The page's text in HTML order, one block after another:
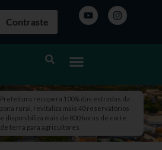
Contraste
Prefeitura recupera 100% das estradas da
zona rural, revitaliza mais 40 reservatórios
e disponibiliza mais de 800 horas de corte
de terra para agricultores